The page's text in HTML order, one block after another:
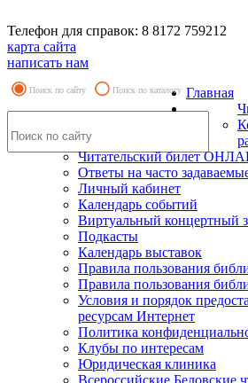
Телефон для справок: 8 8172 759212
карта сайта
написать нам
Поиск по сайту Поиск по каталогу Главная
Читательский билет
Ответы на часто
Личный кабинет
Календарь событий
Виртуальный концертный
Подкасты
Календарь выставок
Правила пользования
Правила пользования
Условия и порядок
ресурсам Интернет
Политика
Клубы по интересам
Юридическая клиника
Всероссийские Беловские